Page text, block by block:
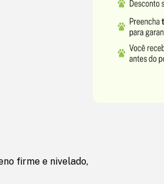
firme e nivelado,